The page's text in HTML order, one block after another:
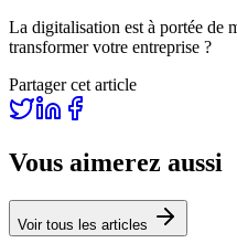
La digitalisation est à portée de
transformer votre entreprise ?
Partager cet article
Vous aimerez aussi
Voir tous les articles